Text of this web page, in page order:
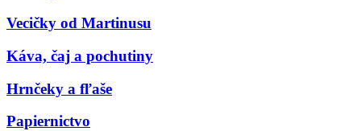
Vecičky od Martinusu
Káva, čaj a pochutiny
Hrnčeky a fľaše
Papiernictvo